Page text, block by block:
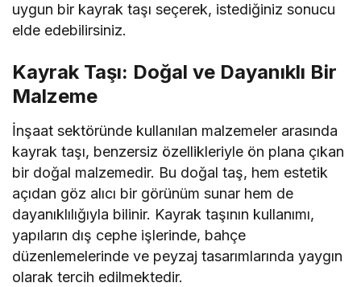
uygun bir kayrak taşı seçerek, istediğiniz sonucu
elde edebilirsiniz.
Kayrak Taşı: Doğal ve Dayanıklı Bir
Malzeme
İnşaat sektöründe kullanılan malzemeler arasında
kayrak taşı, benzersiz özellikleriyle ön plana çıkan
bir doğal malzemedir. Bu doğal taş, hem estetik
açıdan göz alıcı bir görünüm sunar hem de
dayanıklılığıyla bilinir. Kayrak taşının kullanımı,
yapıların dış cephe işlerinde, bahçe
düzenlemelerinde ve peyzaj tasarımlarında yaygın
olarak tercih edilmektedir.